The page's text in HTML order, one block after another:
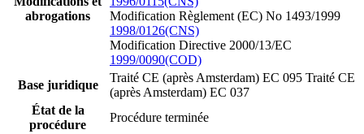
abrogations
Modification Règlement (EC) No 1493/1999
1998/0126(CNS)
Modification Directive 2000/13/EC
1999/0090(COD)
Base juridique
Traité CE (après Amsterdam) EC 095 Traité CE
(après Amsterdam) EC 037
État de la
procédure
Procédure terminée